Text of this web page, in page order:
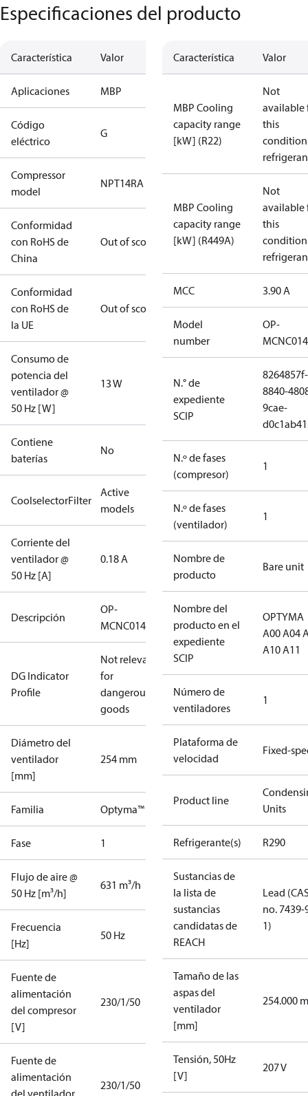
Especificaciones del producto
Característica Valor
Aplicaciones MBP
Código
eléctrico
G
Compressor
model
NPT14RA
Conformidad
con RoHS de
China
Out of scope
Conformidad
con RoHS de
la UE
Out of scope
Consumo de
potencia del
ventilador @
50 Hz [W]
13 W
Contiene
baterías
No
CoolselectorFilter
Active
models
Corriente del
ventilador @
50 Hz [A]
0.18 A
Descripción
OP-
MCNC014NPA11G
DG Indicator
Profile
Not relevant
for
dangerous
goods
Diámetro del
ventilador
[mm]
254 mm
Familia Optyma™
Fase 1
Flujo de aire @
50 Hz [m³/h]
631 m³/h
Frecuencia
[Hz]
50 Hz
Fuente de
alimentación
del compresor
[V]
230/1/50
Fuente de
alimentación
del ventilador
230/1/50
Característica Valor
MBP Cooling
capacity range
[kW] (R22)
Not
available
this
MBP Cooling
capacity range
[kW] (R449A)
Not
available
this
MCC 3.90 A
Model
number
OP-
N.° de
expediente
SCIP
8264857f-
8840-
9cae-
N.º de fases
(compresor)
1
N.º de fases
(ventilador)
1
Nombre de
producto
Bare unit
Nombre del
producto en el
expediente
SCIP
OPTYMA
A00 A04
A10 A11
Número de
ventiladores
1
Plataforma de
velocidad
Fixed-
Product line
Units
Refrigerante(s) R290
Sustancias de
la lista de
sustancias
candidatas de
REACH
Lead
no. 7439-
1)
Tamaño de las
aspas del
ventilador
[mm]
254.000
Tensión, 50Hz
[V]
207 V